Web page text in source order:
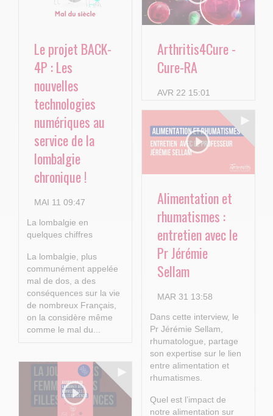
Le projet BACK-
4P : Les
nouvelles
technologies
numériques au
service de la
lombalgie
chronique !
MAI 11 09:47
La lombalgie en
quelques chiffres
La lombalgie, plus
communément appelée
mal de dos, a des
conséquences sur la vie
de nombreux Français,
on la considère même
comme le mal du...
Arthritis4Cure -
Cure-RA
AVR 22 15:01
Alimentation et
rhumatismes :
entretien avec le
Pr Jérémie
Sellam
MAR 31 13:58
Dans cette interview, le
Pr Jérémie Sellam,
rhumatologue, partage
son expertise sur le lien
entre alimentation et
rhumatismes.
Quel est l’impact de
notre alimentation sur